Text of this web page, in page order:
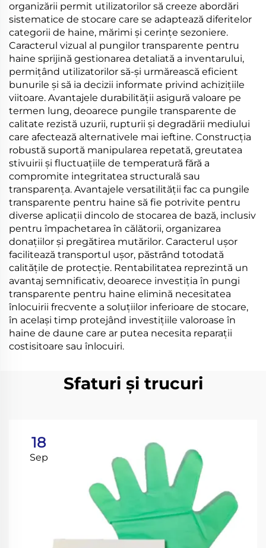
organizării permit utilizatorilor să creeze abordări
sistematice de stocare care se adaptează diferitelor
categorii de haine, mărimi și cerințe sezoniere.
Caracterul vizual al pungilor transparente pentru
haine sprijină gestionarea detaliată a inventarului,
permițând utilizatorilor să-și urmărească eficient
bunurile și să ia decizii informate privind achizițiile
viitoare. Avantajele durabilității asigură valoare pe
termen lung, deoarece pungile transparente de
calitate rezistă uzurii, rupturii și degradării mediului
care afectează alternativele mai ieftine. Construcția
robustă suportă manipularea repetată, greutatea
stivuirii și fluctuațiile de temperatură fără a
compromite integritatea structurală sau
transparența. Avantajele versatilității fac ca pungile
transparente pentru haine să fie potrivite pentru
diverse aplicații dincolo de stocarea de bază, inclusiv
pentru împachetarea în călătorii, organizarea
donațiilor și pregătirea mutărilor. Caracterul ușor
facilitează transportul ușor, păstrând totodată
calitățile de protecție. Rentabilitatea reprezintă un
avantaj semnificativ, deoarece investiția în pungi
transparente pentru haine elimină necesitatea
înlocuirii frecvente a soluțiilor inferioare de stocare,
în același timp protejând investițiile valoroase în
haine de daune care ar putea necesita reparații
costisitoare sau înlocuiri.
Sfaturi și trucuri
18
Sep